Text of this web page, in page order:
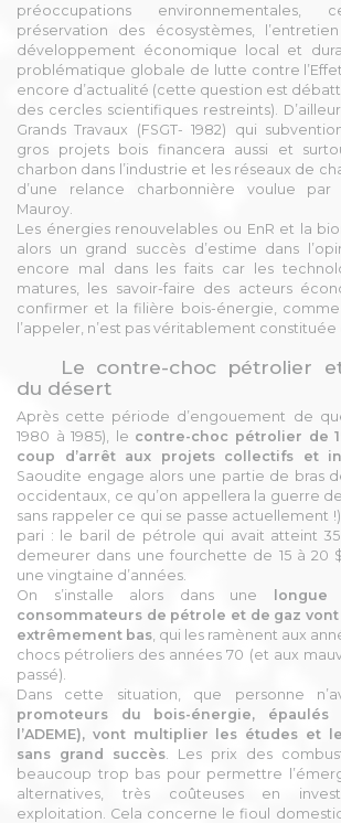
préoccupations
préservation des écosystèmes,
développement économique local et
problématique globale de lutte contre
encore d’actualité (cette question est
des cercles scientifiques restreints).
Grands Travaux (FSGT- 1982) qui
gros projets bois financera aussi et
charbon dans l’industrie et les réseaux de
d’une relance charbonnière voulue
Mauroy.
Les énergies renouvelables ou EnR et la
alors un grand succès d’estime dans
encore mal dans les faits car les
matures, les savoir-faire des acteurs
confirmer et la filière bois-énergie,
l’appeler, n’est pas véritablement
Le contre-choc pétrolier
du désert
Après cette période d’engouement de
1980 à 1985), le contre-choc pétrolier de
coup d’arrêt aux projets collectifs et
Saoudite engage alors une partie de bras
occidentaux, ce qu’on appellera la guerre
sans rappeler ce qui se passe actuellement
pari : le baril de pétrole qui avait atteint 35
demeurer dans une fourchette de 15 à 20
une vingtaine d’années.
On s’installe alors dans une
consommateurs de pétrole et de gaz
extrêmement bas , qui les ramènent aux
chocs pétroliers des années 70 (et aux
passé).
Dans cette situation, que personne
promoteurs du bois-énergie, épaulés
l’ADEME), vont multiplier les études et
sans grand succès . Les prix des
beaucoup trop bas pour permettre
alternatives, très coûteuses en
exploitation. Cela concerne le fioul